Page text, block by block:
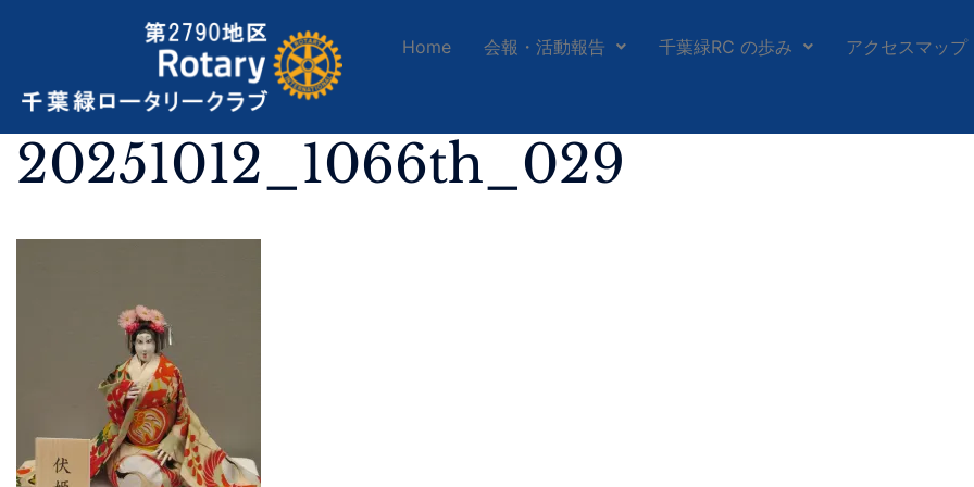
Home 会報・活動報告 千葉緑RC の歩み アクセスマップ
20251012_1066th_029